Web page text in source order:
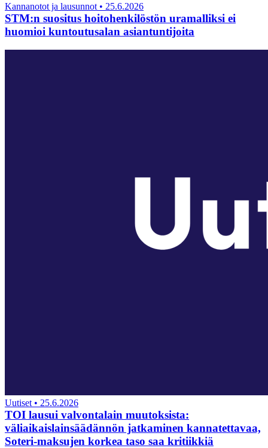
Kannanotot ja lausunnot • 25.6.2026
STM:n suositus hoitohenkilöstön uramalliksi ei
huomioi kuntoutusalan asiantuntijoita
Uutiset • 25.6.2026
TOI lausui valvontalain muutoksista:
väliaikaislainsäädännön jatkaminen kannatettavaa,
Soteri-maksujen korkea taso saa kritiikkiä